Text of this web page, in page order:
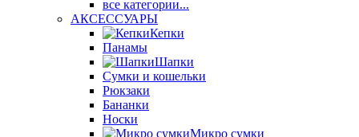
все категории...
АКСЕССУАРЫ
Кепки
Панамы
Шапки
Сумки и кошельки
Рюкзаки
Бананки
Носки
Микро сумки